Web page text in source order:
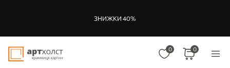
ЗНИЖКИ 40%
0 0